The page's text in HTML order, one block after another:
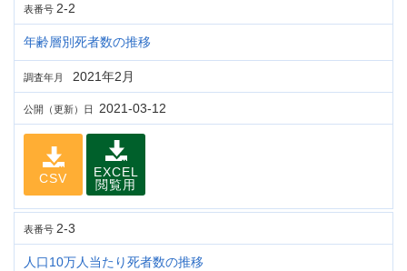
表番号 2-2
年齢層別死者数の推移
調査年月 2021年2月
公開（更新）日 2021-03-12
CSV
EXCEL
閲覧用
表番号 2-3
人口10万人当たり死者数の推移